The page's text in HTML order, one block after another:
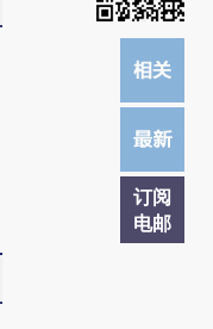
订阅
电邮